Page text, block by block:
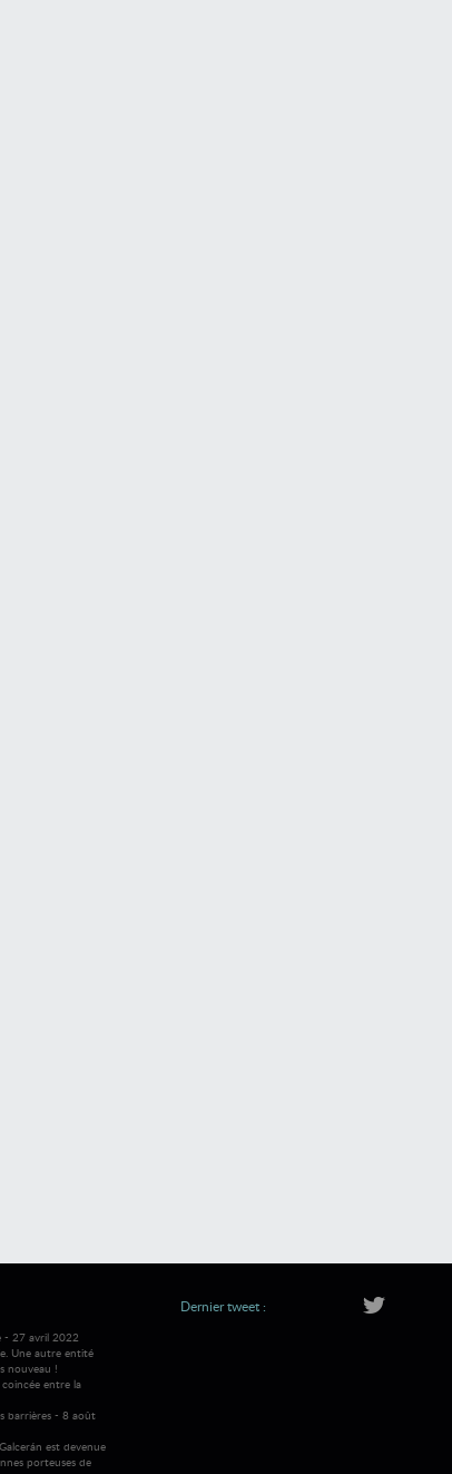
- 27 avril 2022
Une autre entité
nouveau !
entre la
barrières - 8 août
est devenue
porteuses de
Dernier tweet :